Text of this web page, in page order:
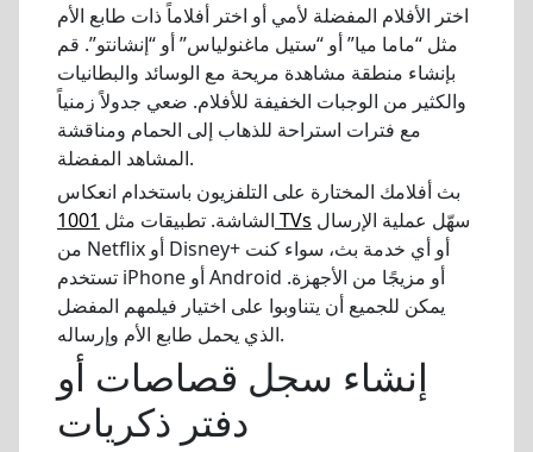
اختر الأفلام المفضلة لأمي أو اختر أفلاماً ذات طابع الأم
مثل “ماما ميا” أو “ستيل ماغنولياس” أو “إنشانتو”. قم
بإنشاء منطقة مشاهدة مريحة مع الوسائد والبطانيات
والكثير من الوجبات الخفيفة للأفلام. ضعي جدولاً زمنياً
مع فترات استراحة للذهاب إلى الحمام ومناقشة
المشاهد المفضلة.
بث أفلامك المختارة على التلفزيون باستخدام انعكاس
الشاشة. تطبيقات مثل 1001 TVs
من Netflix أو Disney+ أو أي خدمة بث، سواء كنت
تستخدم iPhone أو Android أو مزيجًا من الأجهزة.
يمكن للجميع أن يتناوبوا على اختيار فيلمهم المفضل
الذي يحمل طابع الأم وإرساله.
إنشاء سجل قصاصات أو
دفتر ذكريات